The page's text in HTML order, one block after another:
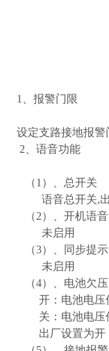
1、报警门限
设定支路接地报
2、语音功能
（1）、总开关
语音总开关,出
（2）、开机语音
未启用
（3）、同步提示
未启用
（4）、电池欠压
开：电池电压
关：电池电压
出厂设置为开